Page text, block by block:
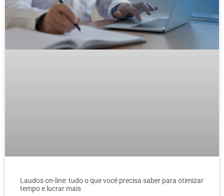
Laudos on-line: tudo o que você precisa saber para otimizar
tempo e lucrar mais